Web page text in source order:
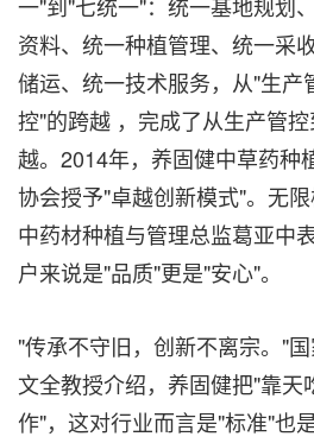
一"到"七统一"：统一基地规划
资料、统一种植管理、统一采
储运、统一技术服务，从"生产
控"的跨越 ，完成了从生产管
越。2014年，养固健中草药种
协会授予"卓越创新模式"。无
中药材种植与管理总监葛亚中
户来说是"品质"更是"安心"。
"传承不守旧，创新不离宗。"
文全教授介绍，养固健把"靠天
作"，这对行业而言是"标准"也